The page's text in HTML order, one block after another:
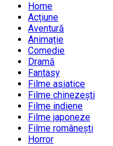
Home
Acțiune
Aventură
Animație
Comedie
Dramă
Fantasy
Filme asiatice
Filme chinezești
Filme indiene
Filme japoneze
Filme românești
Horror